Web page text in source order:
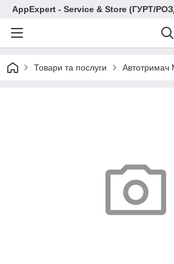
AppExpert - Service & Store (ГУРТ/
Товари та послуги Автотримач